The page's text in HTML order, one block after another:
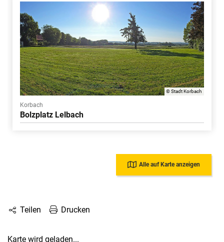
© Stadt Korbach
Korbach
Bolzplatz Lelbach
Alle auf Karte anzeigen
Teilen Drucken
Karte wird geladen...